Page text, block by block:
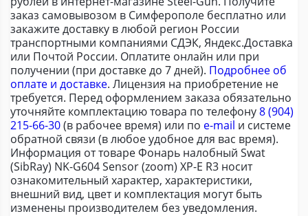
заказ самовывозом в Симферополе бесплатно или
закажите доставку в любой регион России
транспортными компаниями СДЭК, Яндекс.Доставка
или Почтой России. Оплатите онлайн или при
получении (при доставке до 7 дней). Подробнее об
оплате и доставке. Лицензия на приобретение не
требуется. Перед оформлением заказа обязательно
уточняйте комплектацию товара по телефону8 (904)
215-66-30(в рабочее время) или по e-mail и системе
обратной связи (в любое удобное для вас время).
Информация от товаре Фонарь налобный Swat
(SibRay) NK-G604 Sensor (zoom) XP-E R3 носит
ознакомительный характер, характеристики,
внешний вид, цвет и комплектация могут быть
изменены производителем без уведомления.